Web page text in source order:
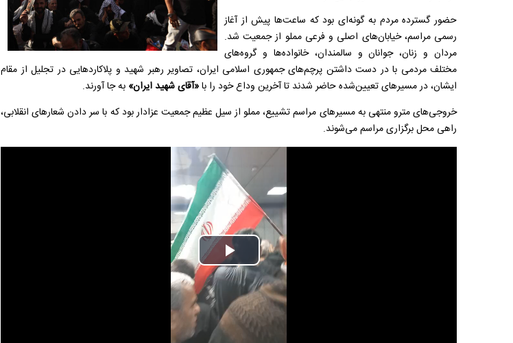
حضور گسترده مردم به گونه‌ای بود که ساعت‌ها پیش از آغاز
رسمی مراسم، خیابان‌های اصلی و فرعی مملو از جمعیت شد.
مردان و زنان، جوانان و سالمندان، خانواده‌ها و گروه‌های
مختلف مردمی با در دست داشتن پرچم‌های جمهوری اسلامی ایران، تصاویر رهبر شهید و پلاکاردهایی در تجلیل از مقام
ایشان، در مسیرهای تعیین‌شده حاضر شدند تا آخرین وداع خود را با«آقای شهید ایران» به جا آورند.
خروجی‌های مترو منتهی به مسیرهای مراسم تشییع، مملو از سیل عظیم جمعیت عزادار بود که با سر دادن شعارهای انقلابی،
راهی محل برگزاری مراسم می‌شوند.
Play
Video